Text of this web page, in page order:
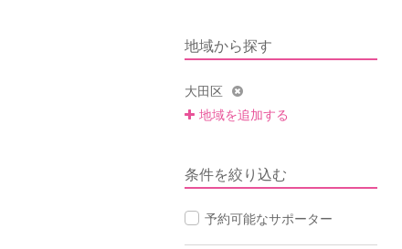
地域から探す
大田区
地域を追加する
条件を絞り込む
予約可能なサポーター